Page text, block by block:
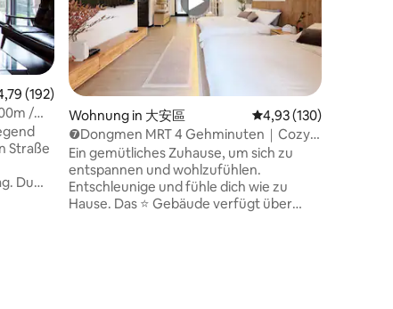
Bewertung: 4,79 von 5, 192 Bewertungen
(192)
/
/
Straße
Wohnung in 大安區 Durchschnittliche
4,93 (130)
❼Dongmen MRT 4 Gehminuten｜Cozy
Wood Stay#Taiwan-Charme
Ein gemütliches Zuhause, um sich zu
entspannen und wohlzufühlen.
Entschleunige und fühle dich wie zu
Hause. Das ⭐️ Gebäude verfügt über